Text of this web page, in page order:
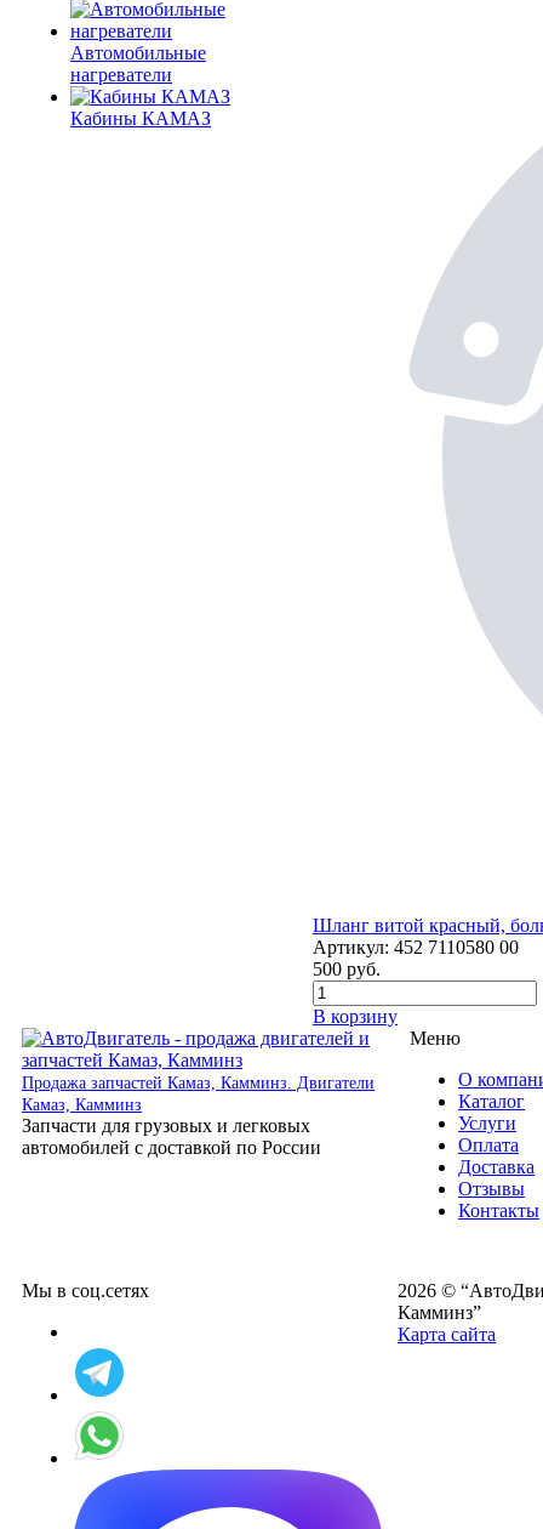
Автомобильные
нагреватели
Кабины КАМАЗ
Шланг витой красный,
Артикул: 452 7110580 00
500 руб.
В корзину
Продажа запчастей Камаз, Камминз. Двигатели
Камаз, Камминз
Запчасти для грузовых и легковых
автомобилей с доставкой по России
Меню
О
Каталог
Услуги
Оплата
Доставка
Отзывы
Контакты
Мы в соц.сетях
2026 ©
Камминз”
Карта сайта